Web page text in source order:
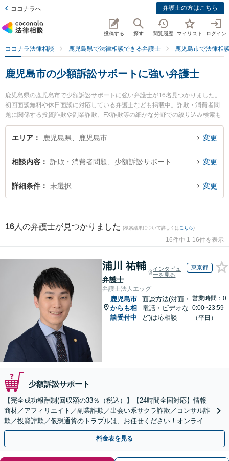
ココナラへ 弁護士の方はこちら
投稿する 探す 閲覧履歴 マイリスト ログイン
ココナラ法律相談 鹿児島県で法律相談できる弁護士 鹿児島市で法律相
鹿児島市の少額訴訟サポートに強い弁護士
鹿児島県の鹿児島市で少額訴訟サポートに強い弁護士が16名見つかりました。
初回面談無料や休日面談に対応している弁護士なども掲載中。詐欺・消費者問
題に関係する投資詐欺や副業詐欺、FX詐欺等の細かな分野での絞り込み検索も
でき便利です。特に樋口法律事務所の樋口 翔馬弁護士や堂免法律事務所の上福
元 尚之弁護士、弁護士法人萩原 鹿児島シティ法律事務所の田丸 啓志弁護士の
たい』『少額訴訟サポートのトラブル解決の実績豊富な近くの弁護士を検索し
たい』『初回相談無料で少額訴訟サポートを法律相談できる鹿児島市内の弁護
士に相談予約したい』などでお困りの相談者さんにおすすめです。
エリア 鹿児島県、鹿児島市 変更
相談内容 詐欺・消費者問題、少額訴訟サポート 変更
詳細条件 未選択 変更
16 人の弁護士が見つかりました (検索結果について詳しくは こちら)
16件中 1-16件を表示
浦川 祐輔
弁護士
インタビュ
ーを見る
東京都
弁護士法人エッグ
鹿児島市
からも相
談受付中
面談方法(対面・
電話・ビデオな
ど)は応相談
営業時間：0
0:00~23:59
（平日）
少額訴訟サポート
【完全成功報酬制(回収額の33％（税込）】【24時間全国対応】情報
商材／アフィリエイト／副業詐欺／出会い系サクラ詐欺／コンサル詐
欺／投資詐欺／仮想通貨のトラブルは、お任せください！オンライン
のみで解決も可能！
料金表を見る